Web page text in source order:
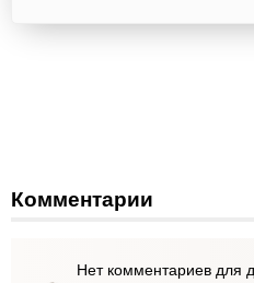
Комментарии
Нет комментариев для